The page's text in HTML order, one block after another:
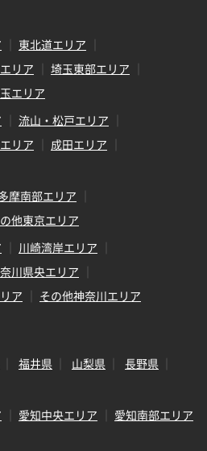
東北道エリア
リア
埼玉東部エリア
エリア
流山・松戸エリア
リア
成田エリア
摩南部エリア
他東京エリア
川崎湾岸エリア
川県央エリア
ア その他神奈川エリア
福井県 山梨県
長野県
愛知中央エリア
愛知南部エリア